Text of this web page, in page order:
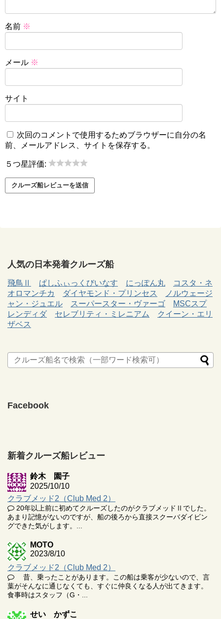
名前 ※
メール ※
サイト
次回のコメントで使用するためブラウザーに自分の名
前、メールアドレス、サイトを保存する。
５つ星評価:
人気の日本発着クルーズ船
飛鳥Ⅱ ぱしふぃっくびいなす にっぽん丸
コスタ・ネ
オロマンチカ
ダイヤモンド・プリンセス
ノルウェージ
ャン・ジュエル
スーパースター・ヴァーゴ
MSCスプ
レンディダ
セレブリティ・ミレニアム
クイーン・エリ
ザベス
Facebook
新着クルーズ船レビュー
鈴木 園子
2025/10/10
クラブメッド2（Club Med 2）
20年以上前に初めてクルーズしたのがクラブメッドⅡでした。
あまり記憶がないのですが、船の後ろから直接スクーバダイビン
グできた気がします。...
MOTO
2023/8/10
クラブメッド2（Club Med 2）
昔、乗ったことがあります。この船は乗客が少ないので、言
葉がそんなに通じなくても、すぐに仲良くなる人が出てきます。
食事時はスタッフ（G・...
せい かずこ